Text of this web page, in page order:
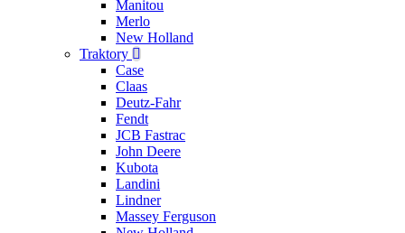
Manitou
Merlo
New Holland
Traktory
Case
Claas
Deutz-Fahr
Fendt
JCB Fastrac
John Deere
Kubota
Landini
Lindner
Massey Ferguson